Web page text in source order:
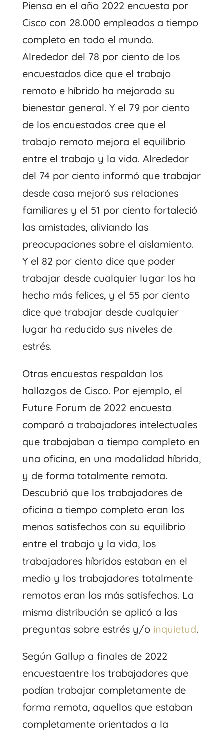
Piensa en el año 2022 encuesta por
Cisco con 28.000 empleados a tiempo
completo en todo el mundo.
Alrededor del 78 por ciento de los
encuestados dice que el trabajo
remoto e híbrido ha mejorado su
bienestar general. Y el 79 por ciento
de los encuestados cree que el
trabajo remoto mejora el equilibrio
entre el trabajo y la vida. Alrededor
del 74 por ciento informó que trabajar
desde casa mejoró sus relaciones
familiares y el 51 por ciento fortaleció
las amistades, aliviando las
preocupaciones sobre el aislamiento.
Y el 82 por ciento dice que poder
trabajar desde cualquier lugar los ha
hecho más felices, y el 55 por ciento
dice que trabajar desde cualquier
lugar ha reducido sus niveles de
estrés.
Otras encuestas respaldan los
hallazgos de Cisco. Por ejemplo, el
Future Forum de 2022 encuesta
comparó a trabajadores intelectuales
que trabajaban a tiempo completo en
una oficina, en una modalidad híbrida,
y de forma totalmente remota.
Descubrió que los trabajadores de
oficina a tiempo completo eran los
menos satisfechos con su equilibrio
entre el trabajo y la vida, los
trabajadores híbridos estaban en el
medio y los trabajadores totalmente
remotos eran los más satisfechos. La
misma distribución se aplicó a las
preguntas sobre estrés y/o inquietud.
Según Gallup a finales de 2022
encuestaentre los trabajadores que
podían trabajar completamente de
forma remota, aquellos que estaban
completamente orientados a la